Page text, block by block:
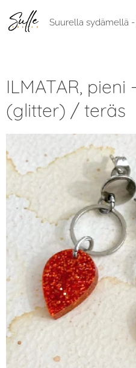
Suurella sydämellä
ILMATAR, pieni
(glitter) / teräs